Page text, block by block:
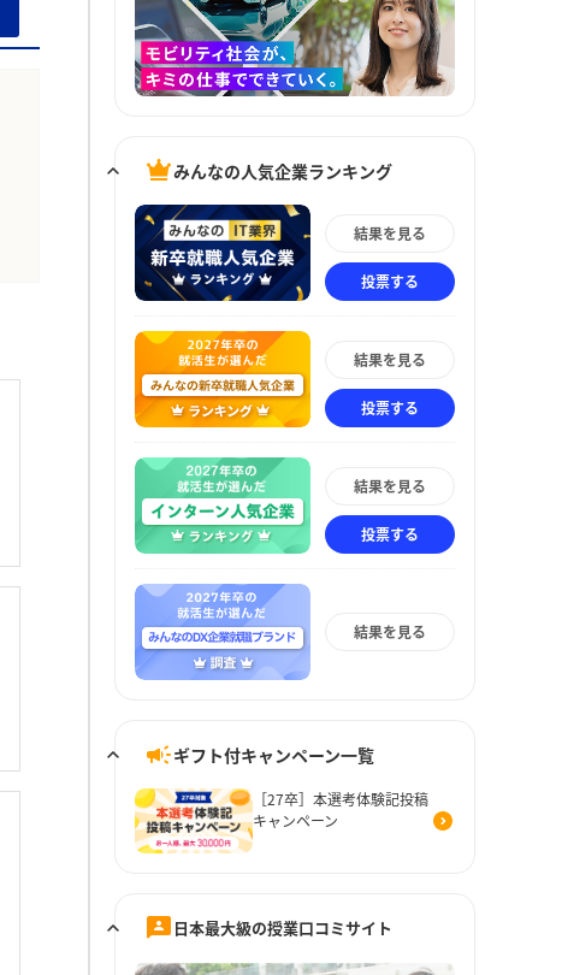
みんなの人気企業ランキング
結果を見る
投票する
結果を見る
投票する
結果を見る
投票する
結果を見る
ギフト付キャンペーン一覧
［27卒］本選考体験記投稿
キャンペーン
日本最大級の授業口コミサイト